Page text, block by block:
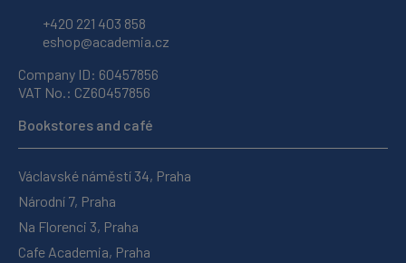
+420 221 403 858
eshop@academia.cz
Company ID: 60457856
VAT No.: CZ60457856
Bookstores and café
Václavské náměstí 34, Praha
Národní 7, Praha
Na Florenci 3, Praha
Cafe Academia, Praha